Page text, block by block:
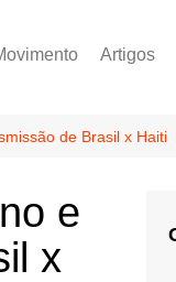
Artigos
de Brasil x Haiti
e
x